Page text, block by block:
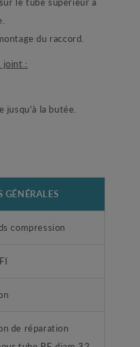
du raccord.
joint :
jusqu'à la butée.
GÉNÉRALES
compression
de réparation